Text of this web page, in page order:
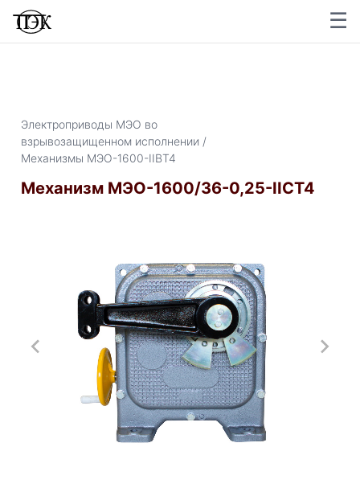
☰
×
Электроприводы МЭО во
взрывозащищенном исполнении /
Механизмы МЭО-1600-IIBТ4
Механизм МЭО-1600/36-0,25-IICT4